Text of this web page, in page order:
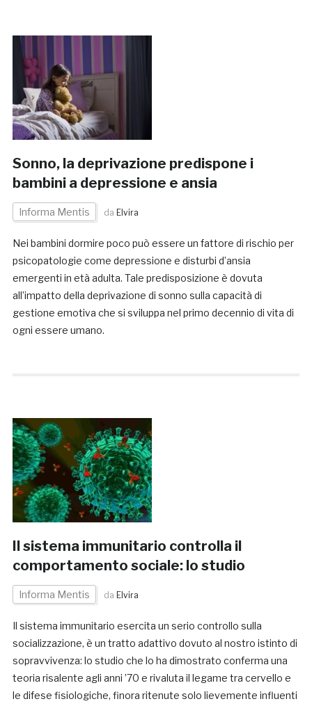
Sonno, la deprivazione predispone i
bambini a depressione e ansia
Informa Mentis da Elvira
Nei bambini dormire poco può essere un fattore di rischio per
psicopatologie come depressione e disturbi d’ansia
emergenti in età adulta. Tale predisposizione è dovuta
all’impatto della deprivazione di sonno sulla capacità di
gestione emotiva che si sviluppa nel primo decennio di vita di
ogni essere umano.
Il sistema immunitario controlla il
comportamento sociale: lo studio
Informa Mentis da Elvira
Il sistema immunitario esercita un serio controllo sulla
socializzazione, è un tratto adattivo dovuto al nostro istinto di
sopravvivenza: lo studio che lo ha dimostrato conferma una
teoria risalente agli anni ’70 e rivaluta il legame tra cervello e
le difese fisiologiche, finora ritenute solo lievemente influenti